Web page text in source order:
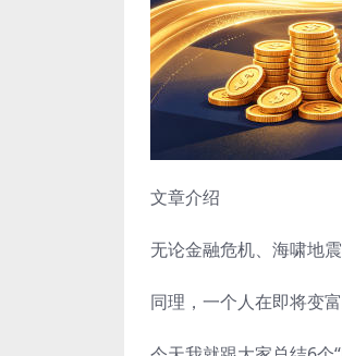
文章介绍
无论金融危机、海啸地
同理，一个人在即将变